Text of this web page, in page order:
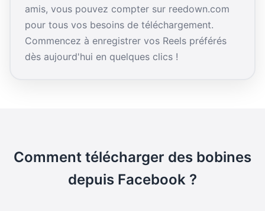
amis, vous pouvez compter sur reedown.com
pour tous vos besoins de téléchargement.
Commencez à enregistrer vos Reels préférés
dès aujourd'hui en quelques clics !
Comment télécharger des bobines
depuis Facebook ?